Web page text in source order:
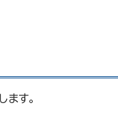
す。